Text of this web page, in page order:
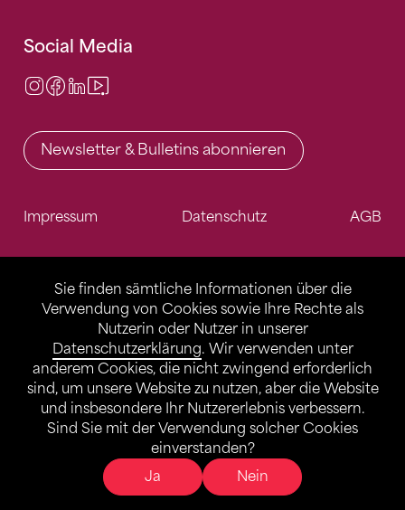
Sie finden sämtliche Informationen über die
Verwendung von Cookies sowie Ihre Rechte als
Nutzerin oder Nutzer in unserer
Datenschutzerklärung. Wir verwenden unter
anderem Cookies, die nicht zwingend erforderlich
sind, um unsere Website zu nutzen, aber die Website
und insbesondere Ihr Nutzererlebnis verbessern.
Sind Sie mit der Verwendung solcher Cookies
einverstanden?
Ja
Nein
Social Media
Instagram
Facebook
LinkedIn
Newsletter & Bulletins abonnieren
Impressum Datenschutz AGB